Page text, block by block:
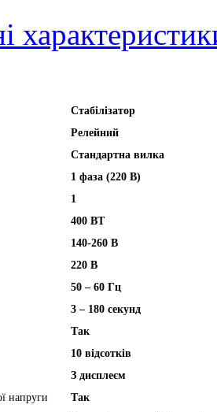
Стабілізатор
Релейний
Стандартна вилка
1 фаза (220 В)
1
400 ВТ
140-260 В
220 В
50 – 60 Гц
3 – 180 секунд
Так
10 відсотків
З дисплеєм
напруги
Так